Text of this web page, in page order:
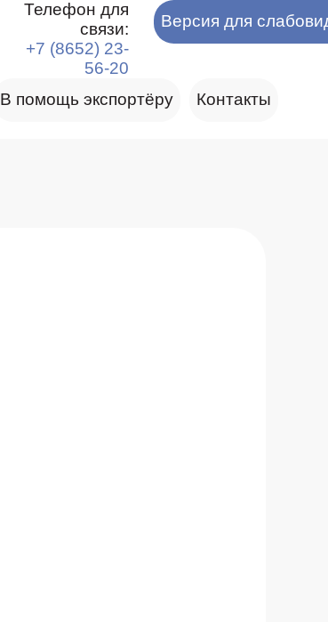
Телефон для
связи:
+7 (8652) 23-
56-20
Версия для
В помощь экспортёру Контакты